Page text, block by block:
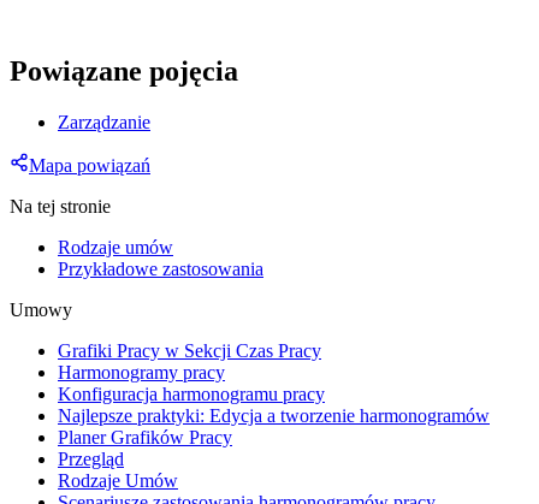
Powiązane pojęcia
Zarządzanie
Mapa powiązań
Na tej stronie
Rodzaje umów
Przykładowe zastosowania
Umowy
Grafiki Pracy w Sekcji Czas Pracy
Harmonogramy pracy
Konfiguracja harmonogramu pracy
Najlepsze praktyki: Edycja a tworzenie harmonogramów
Planer Grafików Pracy
Przegląd
Rodzaje Umów